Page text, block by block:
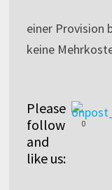
einer Provision
keine
Please
follow
and
like us:
0